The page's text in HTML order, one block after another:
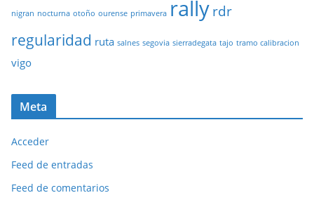
nigran nocturna otoño ourense primavera rallyrdr
regularidad ruta salnes segovia sierradegata tajo tramo calibracion
vigo
Meta
Acceder
Feed de entradas
Feed de comentarios